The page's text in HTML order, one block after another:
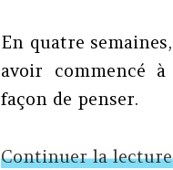
En quatre
avoir commencé
façon de penser.
Continuer la